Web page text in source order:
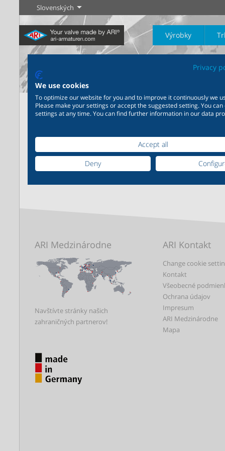
Slovenských
Výrobky
Novinky
Zistiť viac
Regulácia
Zistiť viac Zistiť viac
Priemysel
priemysel - Váš flexibilný
systém pre priemyselné
aplikácie
Chémia
- Výrobné riešenia šité na
mieru Vašim individuálnym
požiadavkám
Domov ARI Kontakt
Speciális keresés?
Sajnos a keresett cím nem található. Kérjük, használja
ARI Medzinárodne
Navštívte stránky našich
zahraničných partnerov!
ARI Kontakt
Change cookie
Kontakt
Všeobecné
Ochrana údajov
Impresum
ARI Medzinárodne
Mapa
Privacy
We use cookies
To optimize our website for you and to improve it continuously we
Please make your settings or accept the suggested setting. You
settings at any time. You can find further information in our data
Accept all
Deny